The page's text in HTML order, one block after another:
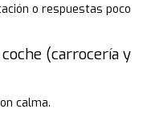
o respuestas poco
(carrocería y
calma.